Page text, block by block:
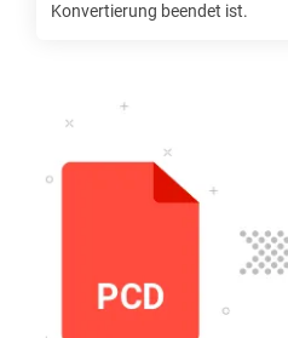
Konvertierung beendet ist.